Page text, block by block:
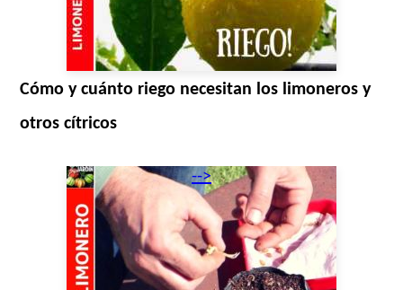
Cómo y cuánto riego necesitan los limoneros y
otros cítricos
-->